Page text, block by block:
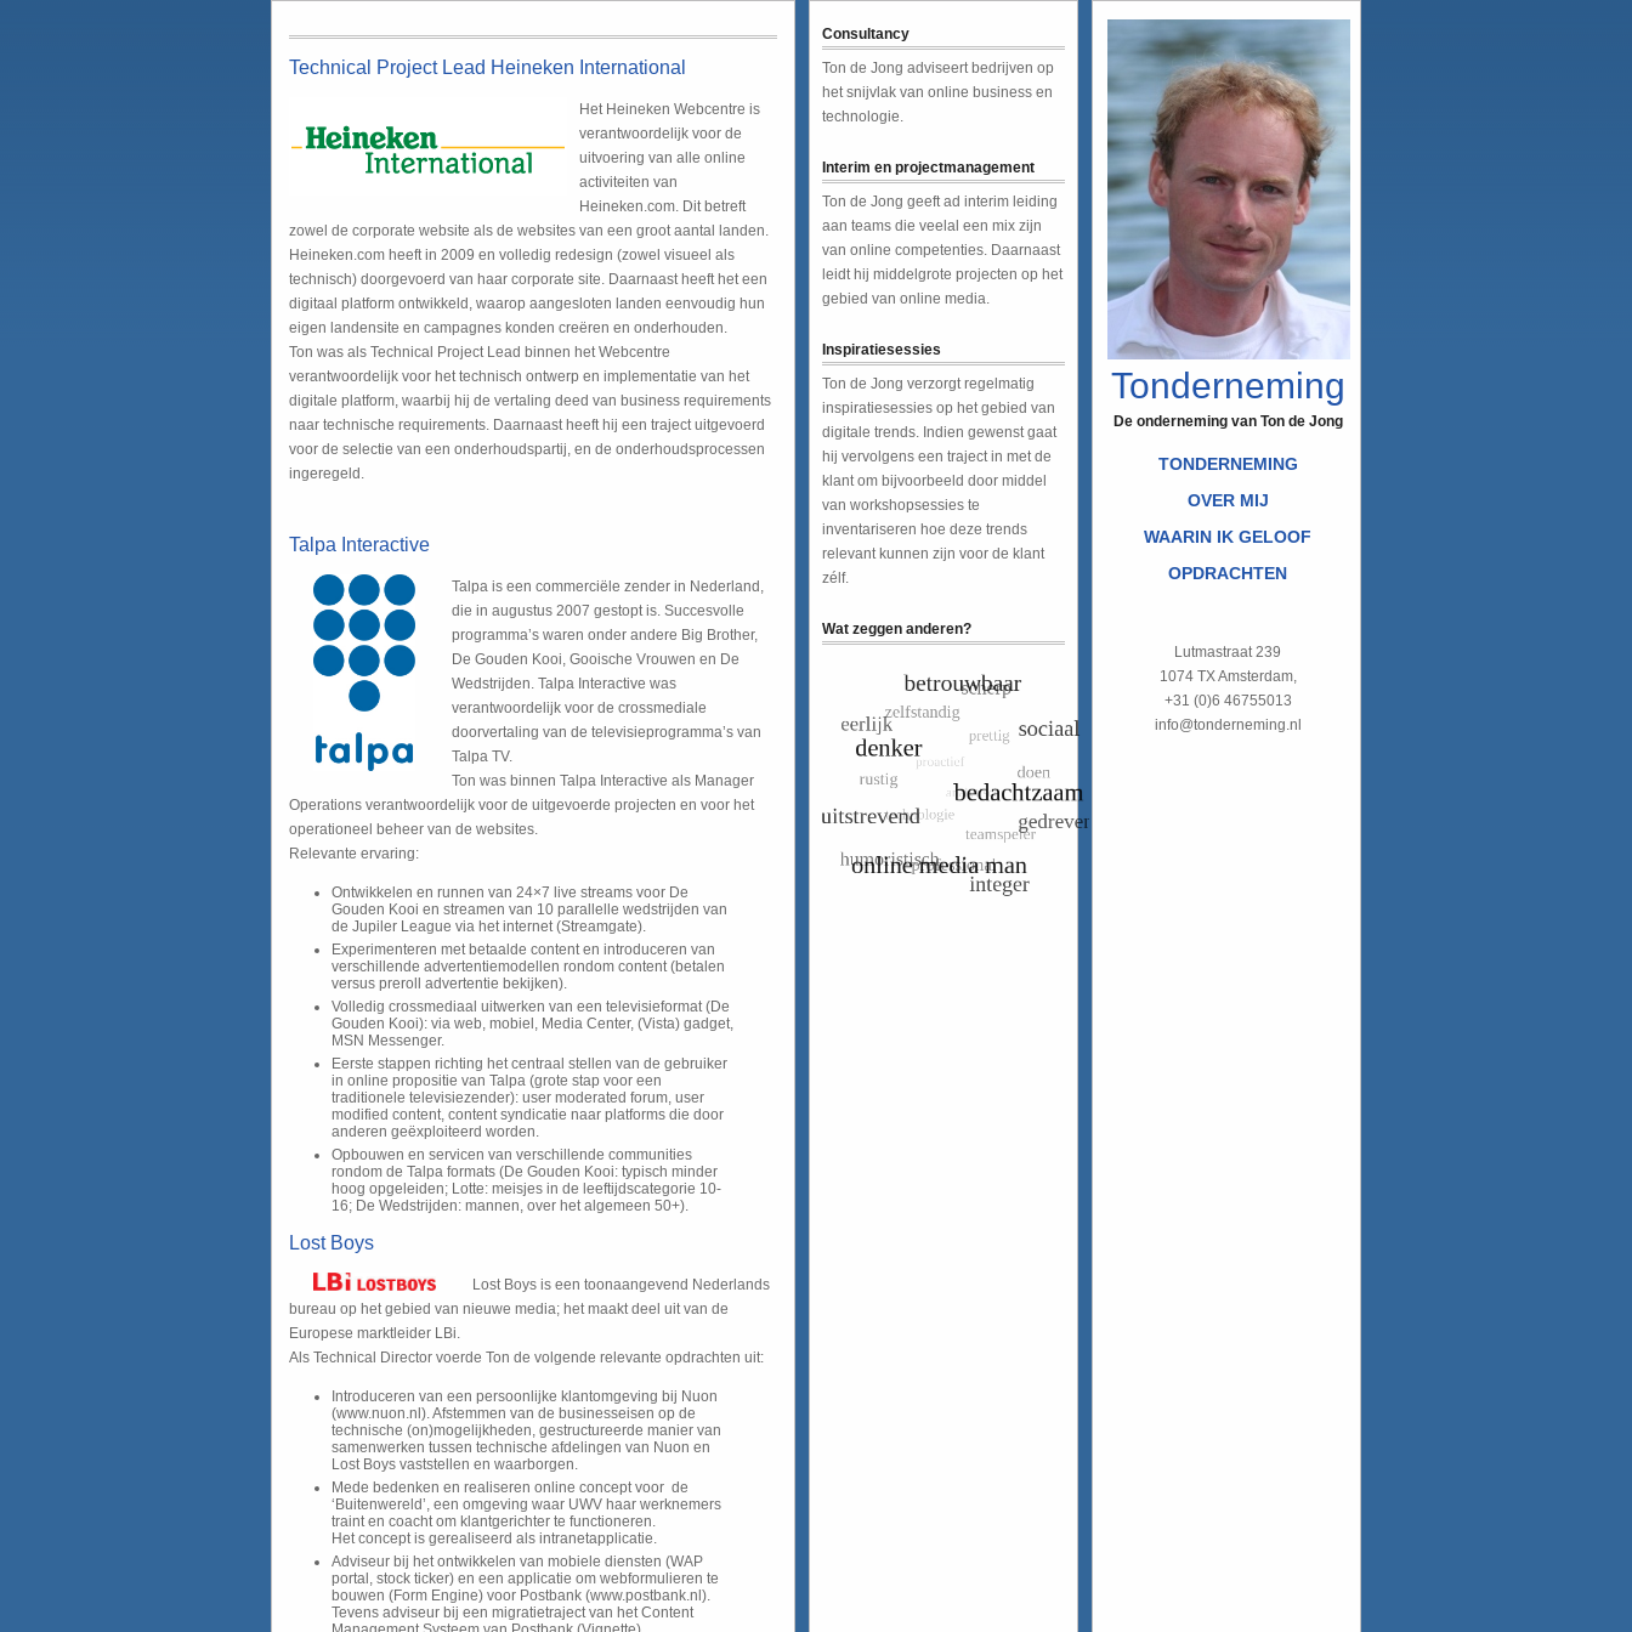
Technical Project Lead Heineken International
Het Heineken Webcentre is
verantwoordelijk voor de
uitvoering van alle online
activiteiten van
Heineken.com. Dit betreft
zowel de corporate website als de websites van een groot aantal landen.
Heineken.com heeft in 2009 en volledig redesign (zowel visueel als
technisch) doorgevoerd van haar corporate site. Daarnaast heeft het een
digitaal platform ontwikkeld, waarop aangesloten landen eenvoudig hun
eigen landensite en campagnes konden creëren en onderhouden.
Ton was als Technical Project Lead binnen het Webcentre
verantwoordelijk voor het technisch ontwerp en implementatie van het
digitale platform, waarbij hij de vertaling deed van business requirements
naar technische requirements. Daarnaast heeft hij een traject uitgevoerd
voor de selectie van een onderhoudspartij, en de onderhoudsprocessen
ingeregeld.
Talpa Interactive
Talpa is een commerciële zender in Nederland,
die in augustus 2007 gestopt is. Succesvolle
programma’s waren onder andere Big Brother,
De Gouden Kooi, Gooische Vrouwen en De
Wedstrijden. Talpa Interactive was
verantwoordelijk voor de crossmediale
doorvertaling van de televisieprogramma’s van
Talpa TV.
Ton was binnen Talpa Interactive als Manager
Operations verantwoordelijk voor de uitgevoerde projecten en voor het
operationeel beheer van de websites.
Relevante ervaring:
Ontwikkelen en runnen van 24×7 live streams voor De
Gouden Kooi en streamen van 10 parallelle wedstrijden van
de Jupiler League via het internet (Streamgate).
Experimenteren met betaalde content en introduceren van
verschillende advertentiemodellen rondom content (betalen
versus preroll advertentie bekijken).
Volledig crossmediaal uitwerken van een televisieformat (De
Gouden Kooi): via web, mobiel, Media Center, (Vista) gadget,
MSN Messenger.
Eerste stappen richting het centraal stellen van de gebruiker
in online propositie van Talpa (grote stap voor een
traditionele televisiezender): user moderated forum, user
modified content, content syndicatie naar platforms die door
anderen geëxploiteerd worden.
Opbouwen en servicen van verschillende communities
rondom de Talpa formats (De Gouden Kooi: typisch minder
hoog opgeleiden; Lotte: meisjes in de leeftijdscategorie 10-
16; De Wedstrijden: mannen, over het algemeen 50+).
Lost Boys
Lost Boys is een toonaangevend Nederlands
bureau op het gebied van nieuwe media; het maakt deel uit van de
Europese marktleider LBi.
Als Technical Director voerde Ton de volgende relevante opdrachten uit:
Introduceren van een persoonlijke klantomgeving bij Nuon
(www.nuon.nl). Afstemmen van de businesseisen op de
technische (on)mogelijkheden, gestructureerde manier van
samenwerken tussen technische afdelingen van Nuon en
Lost Boys vaststellen en waarborgen.
Mede bedenken en realiseren online concept voor de
‘Buitenwereld’, een omgeving waar UWV haar werknemers
traint en coacht om klantgerichter te functioneren.
Het concept is gerealiseerd als intranetapplicatie.
Adviseur bij het ontwikkelen van mobiele diensten (WAP
portal, stock ticker) en een applicatie om webformulieren te
bouwen (Form Engine) voor Postbank (www.postbank.nl).
Tevens adviseur bij een migratietraject van het Content
Consultancy
Ton de Jong adviseert bedrijven op
het snijvlak van online business en
technologie.
Interim en projectmanagement
Ton de Jong geeft ad interim leiding
aan teams die veelal een mix zijn
van online competenties. Daarnaast
leidt hij middelgrote projecten op het
gebied van online media.
Inspiratiesessies
Ton de Jong verzorgt regelmatig
inspiratiesessies op het gebied van
digitale trends. Indien gewenst gaat
hij vervolgens een traject in met de
klant om bijvoorbeeld door middel
van workshopsessies te
inventariseren hoe deze trends
relevant kunnen zijn voor de klant
zélf.
Wat zeggen anderen?
Tonderneming
De onderneming van Ton de Jong
TONDERNEMING
OVER MIJ
WAARIN IK GELOOF
OPDRACHTEN
Lutmastraat 239
1074 TX Amsterdam,
+31 (0)6 46755013
info@tonderneming.nl